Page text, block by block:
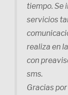
tiempo. Se
servicios
realiza en
con
sms.
Gracias